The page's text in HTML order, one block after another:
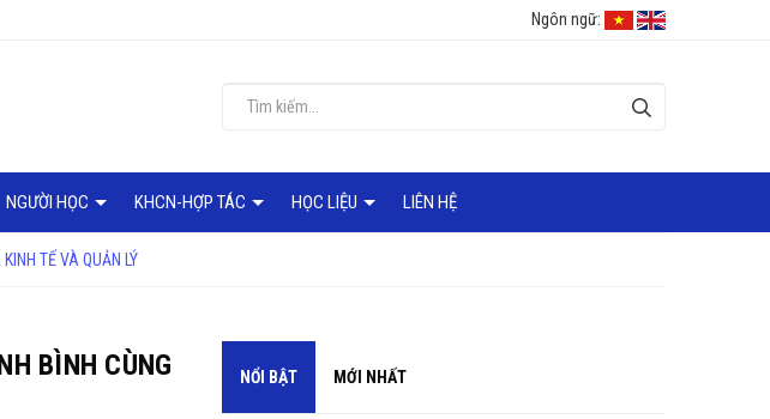
Ngôn ngữ:
NGƯỜI HỌC KHCN-HỢP TÁC HỌC LIỆU LIÊN HỆ
TẾ VÀ QUẢN LÝ
BÌNH CÙNG
NỔI BẬT MỚI NHẤT